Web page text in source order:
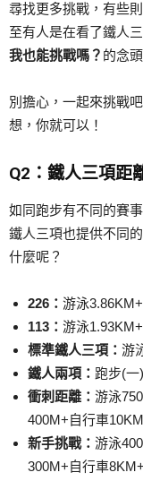
尋找更多挑戰，有些
至有人是在看了鐵人
我也能挑戰嗎？ 的念
別擔心，一起來挑戰
想，你就可以！
Q2：鐵人三項距
如同跑步有不同的賽
鐵人三項也提供不同
什麼呢？
226： 游泳
113： 游泳
標準鐵人三項： 游
鐵人兩項： 跑步(
衝刺距離： 游泳
400M+自行車
新手挑戰： 游泳
300M+自行車